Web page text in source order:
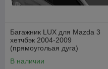
Багажник LUX для Mazda 3
хетчбэк 2004-2009
(прямоугольая дуга)
В наличии